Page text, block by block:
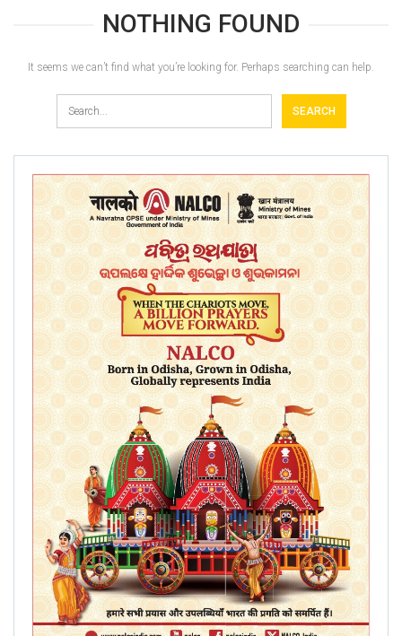
NOTHING FOUND
It seems we can’t find what you’re looking for. Perhaps searching can help.